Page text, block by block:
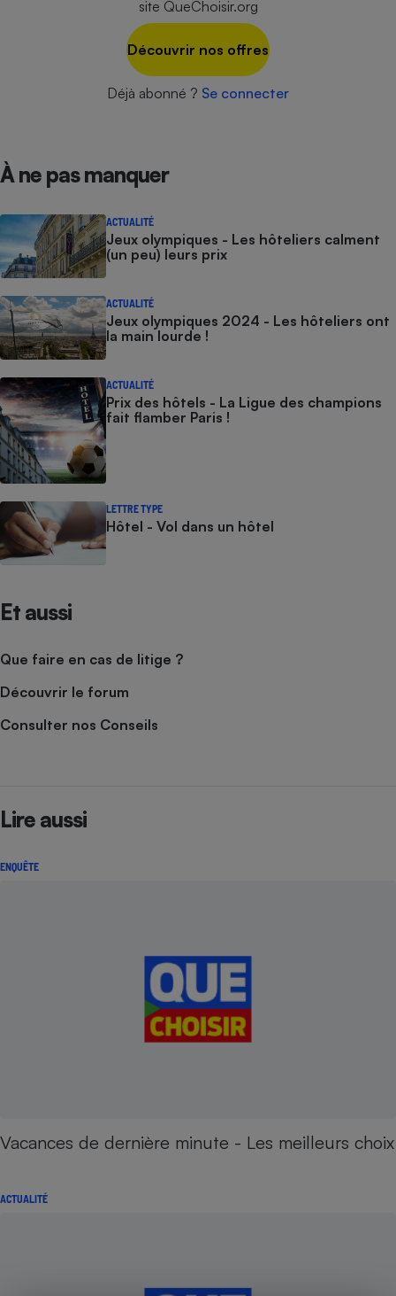
site QueChoisir.org
Découvrir nos offres
Déjà abonné ? Se connecter
À ne pas manquer
ACTUALITÉ
Jeux olympiques - Les hôteliers calment
(un peu) leurs prix
ACTUALITÉ
Jeux olympiques 2024 - Les hôteliers ont
la main lourde !
ACTUALITÉ
Prix des hôtels - La Ligue des champions
fait flamber Paris !
LETTRE TYPE
Hôtel - Vol dans un hôtel
Et aussi
Que faire en cas de litige ?
Découvrir le forum
Consulter nos Conseils
Lire aussi
ENQUÊTE
Vacances de dernière minute - Les meilleurs choix
ACTUALITÉ